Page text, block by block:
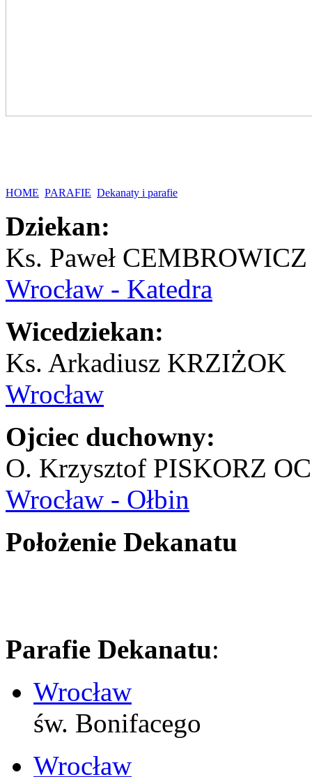
HOME PARAFIE Dekanaty i parafie
Dziekan:
Ks. Paweł CEMBROWICZ
Wrocław - Katedra
Wicedziekan:
Ks. Arkadiusz KRZIŻOK
Wrocław
Ojciec duchowny:
O. Krzysztof PISKORZ
Wrocław - Ołbin
Położenie Dekanatu
Parafie Dekanatu:
Wrocław
św. Bonifacego
Wrocław